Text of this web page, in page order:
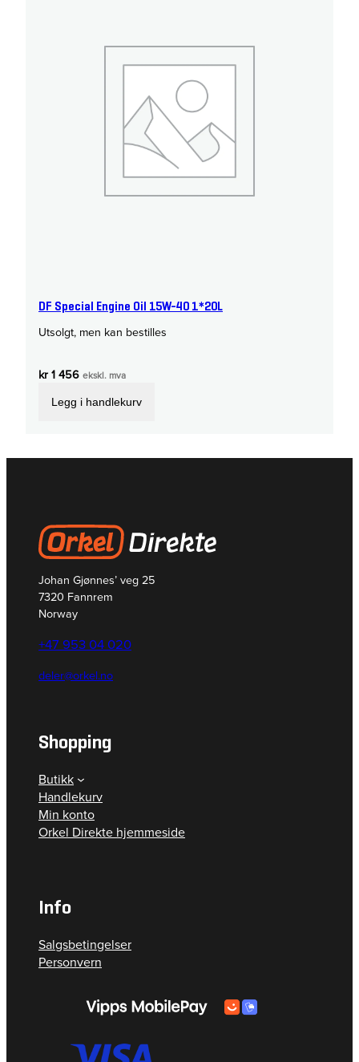
DF Special Engine Oil 15W-40 1*20L
Utsolgt, men kan bestilles
kr1 456 ekskl. mva
Legg i handlekurv
Johan Gjønnes’ veg 25
7320 Fannrem
Norway
+47 953 04 020
deler@orkel.no
Shopping
Butikk
Handlekurv
Min konto
Orkel Direkte hjemmeside
Info
Salgsbetingelser
Personvern